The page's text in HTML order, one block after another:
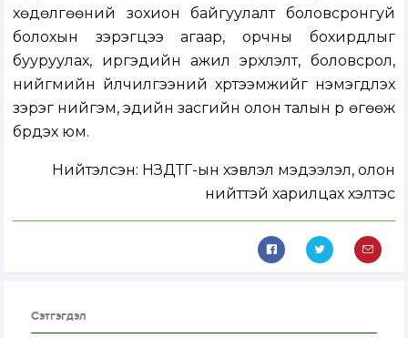
хөдөлгөөний зохион байгуулалт боловсронгуй
болохын зэрэгцээ агаар, орчны бохирдлыг
бууруулах, иргэдийн ажил эрхлэлт, боловсрол,
нийгмийн үйлчилгээний хүртээмжийг нэмэгдүүлэх
зэрэг нийгэм, эдийн засгийн олон талын үр өгөөж
бүрдэх юм.
Нийтэлсэн: НЗДТГ-ын хэвлэл мэдээлэл, олон
нийттэй харилцах хэлтэс
Сэтгэгдэл